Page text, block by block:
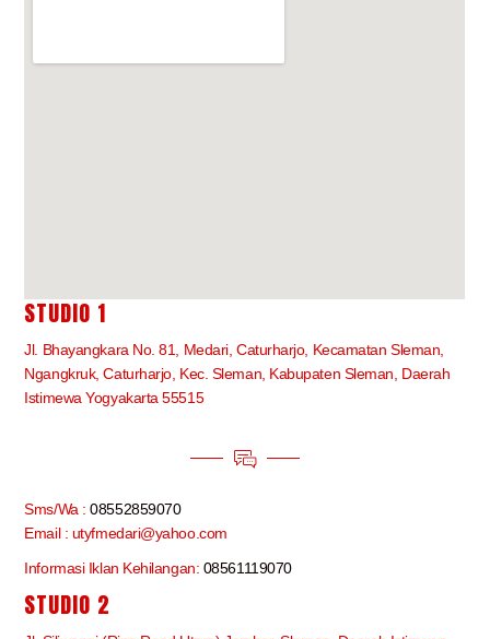
STUDIO 1
Jl. Bhayangkara No. 81, Medari, Caturharjo, Kecamatan Sleman,
Ngangkruk, Caturharjo, Kec. Sleman, Kabupaten Sleman, Daerah
Istimewa Yogyakarta 55515
Sms/Wa :08552859070
Email : utyfmedari@yahoo.com
Informasi Iklan Kehilangan: 08561119070
STUDIO 2